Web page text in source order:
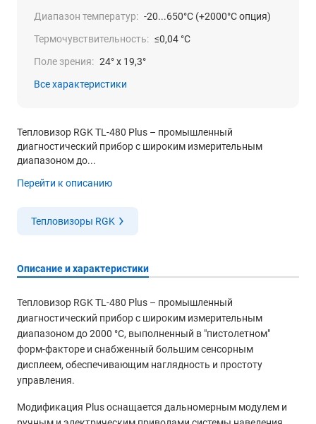
Диапазон температур: -20...650°С (+2000°С опция)
Термочувствительность: ≤0,04 °С
Поле зрения: 24° x 19,3°
Все характеристики
Тепловизор RGK TL-480 Plus – промышленный
диагностический прибор с широким измерительным
диапазоном до...
Перейти к описанию
Тепловизоры RGK
Описание и характеристики
Тепловизор RGK TL-480 Plus – промышленный
диагностический прибор с широким измерительным
диапазоном до 2000 °С, выполненный в "пистолетном"
форм-факторе и снабженный большим сенсорным
дисплеем, обеспечивающим наглядность и простоту
управления.
Модификация Plus оснащается дальномерным модулем и